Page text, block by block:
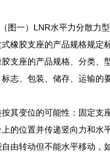
（图一）LNR水平力分散力
橡胶支座的产品规格规定
支座的产品规格、分类、
志、包装、储存、运输的
其变位的可能性：固定支
的位置并传递竖向力和水
由转动但不能水平移动，